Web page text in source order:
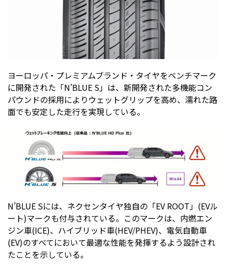
ヨーロッパ・プレミアムブランド・タイヤをベンチマーク
に開発された「N’BLUE S」は、新開発された多機能コン
パウンドの採用によりウェットグリップを高め、濡れた路
面でも安定した走行を実現している。
N’BLUE Sには、ネクセンタイヤ独自の「EV ROOT」(EVル
ート)マークも付与されている。このマークは、内燃エン
ジン車(ICE)、ハイブリッド車(HEV/PHEV)、電気自動車
(EV)のすべてにおいて最適な性能を発揮するよう設計され
たことを示している。